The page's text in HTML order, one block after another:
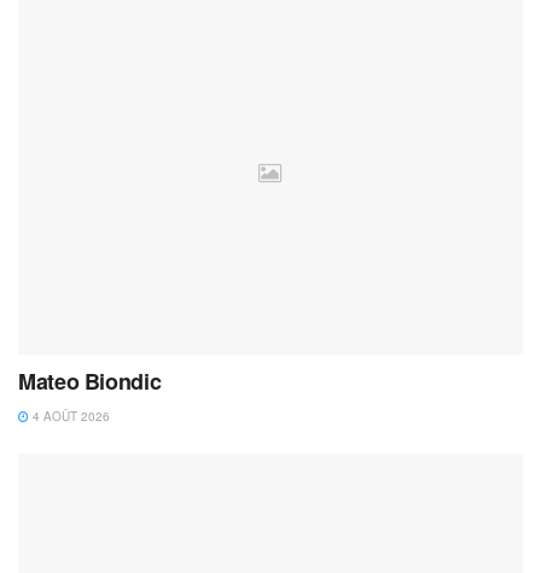
Mateo Biondic
4 AOÛT 2026